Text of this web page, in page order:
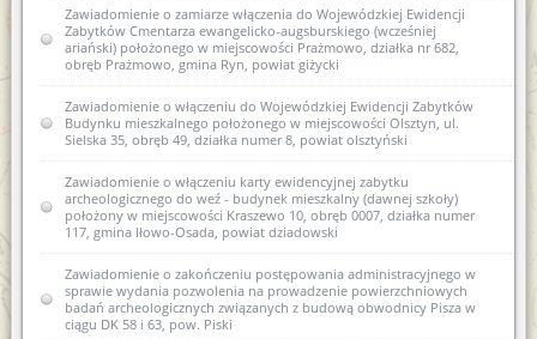
Zawiadomienie o sporządzeniu nowej karty ewidencyjnej
zabytku archeologicznego I AZP 26-68/1 Babięta
Zawiadomienie o sporządzeniu nowej karty ewidencyjnej
zabytku archeologicznego i zamiarze włączenia jej do wez I AZP
13-62/1 Wiewiórki
Zawiadomienie o włączeniu do wojewódzkiej ewidencji
zabytków nowej karty ewidencyjnej zabytku archeologicznego
lądowego w wojewódzkiej ewidencji zabytków 13 AZP 26-68/9
Machary
Zawiadomienie o włączeniu do wojewódzkiej ewidencji
zabytków nowej karty ewidencyjnej zabytku archeologicznego
lądowego w wojewódzkiej ewidencji zabytków 14 AZP 26-68/10
Machary
Zawiadomienie o zamiarze włączenia do Wojewódzkiej Ewidencji
Zabytków Cmentarza ewangelicko-augsburskiego (wcześniej
ariański) położonego w miejscowości Prażmowo, działka nr 682,
obręb Prażmowo, gmina Ryn, powiat giżycki
Zawiadomienie o włączeniu do Wojewódzkiej Ewidencji Zabytków
Budynku mieszkalnego położonego w miejscowości Olsztyn, ul.
Sielska 35, obręb 49, działka numer 8, powiat olsztyński
Zawiadomienie o włączeniu karty ewidencyjnej zabytku
archeologicznego do weź - budynek mieszkalny (dawnej szkoły)
położony w miejscowości Kraszewo 10, obręb 0007, działka numer
117, gmina Iłowo-Osada, powiat dziadowski
Zawiadomienie o zakończeniu postępowania administracyjnego w
sprawie wydania pozwolenia na prowadzenie powierzchniowych
badań archeologicznych związanych z budową obwodnicy Pisza w
ciągu DK 58 i 63, pow. Piski